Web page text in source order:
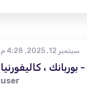
سبتمبر 12, 2025, 4:28 م
، كاليفورنيا
user